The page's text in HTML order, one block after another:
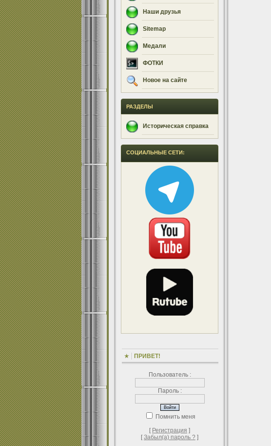
Наши друзья
Sitemap
Медали
ФОТКИ
Новое на сайте
РАЗДЕЛЫ
Историческая справка
СОЦИАЛЬНЫЕ СЕТИ:
ПРИВЕТ!
Пользователь :
Пароль :
Помнить меня
[ Регистрация ]
[Забыл(а) пароль ? ]